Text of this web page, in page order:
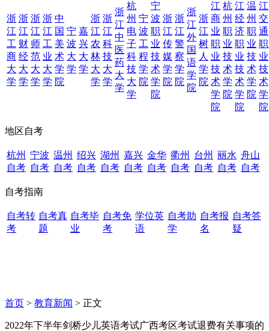
浙
江
工
商
大
学
浙
江
财
经
大
学
浙
江
师
范
大
学
浙
江
工
业
大
学
中
国
美
术
学
院
宁
波
大
学
嘉
兴
大
学
浙
江
农
林
大
学
浙
江
科
技
大
学
浙
江
中
医
药
大
学
杭
州
电
子
科
技
大
学
宁
波
工
程
学
院
宁
波
职
业
技
术
学
院
浙
江
传
媒
学
院
浙
江
警
察
学
院
浙
江
外
国
语
学
院
浙
江
树
人
学
院
江
商
业
职
业
技
术
学
院
杭
州
职
业
技
术
学
院
江
经
济
职
业
技
术
学
院
温
州
职
业
技
术
学
院
江
交
通
职
业
技
术
学
院
地区自考
杭州
自考
宁波
自考
温州
自考
绍兴
自考
湖州
自考
嘉兴
自考
金华
自考
衢州
自考
台州
自考
丽水
自考
舟山
自考
自考指南
自考转
考
自考真
题
自考毕
业
自考免
考
学位英
语
自考助
学
自考报
名
自考答
疑
首页 > 教育新闻 > 正文
2022年下半年剑桥少儿英语考试广西考区考试退费有关事项的